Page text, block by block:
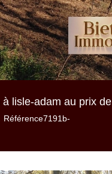
à lisle-adam au prix de
Référence7191b-